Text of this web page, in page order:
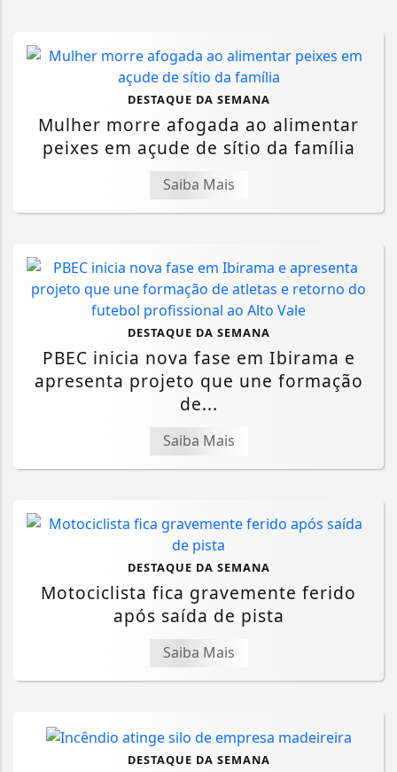
DESTAQUE DA SEMANA
Mulher morre afogada ao alimentar
peixes em açude de sítio da família
Saiba Mais
DESTAQUE DA SEMANA
PBEC inicia nova fase em Ibirama e
apresenta projeto que une formação
de...
Saiba Mais
DESTAQUE DA SEMANA
Motociclista fica gravemente ferido
após saída de pista
Saiba Mais
DESTAQUE DA SEMANA